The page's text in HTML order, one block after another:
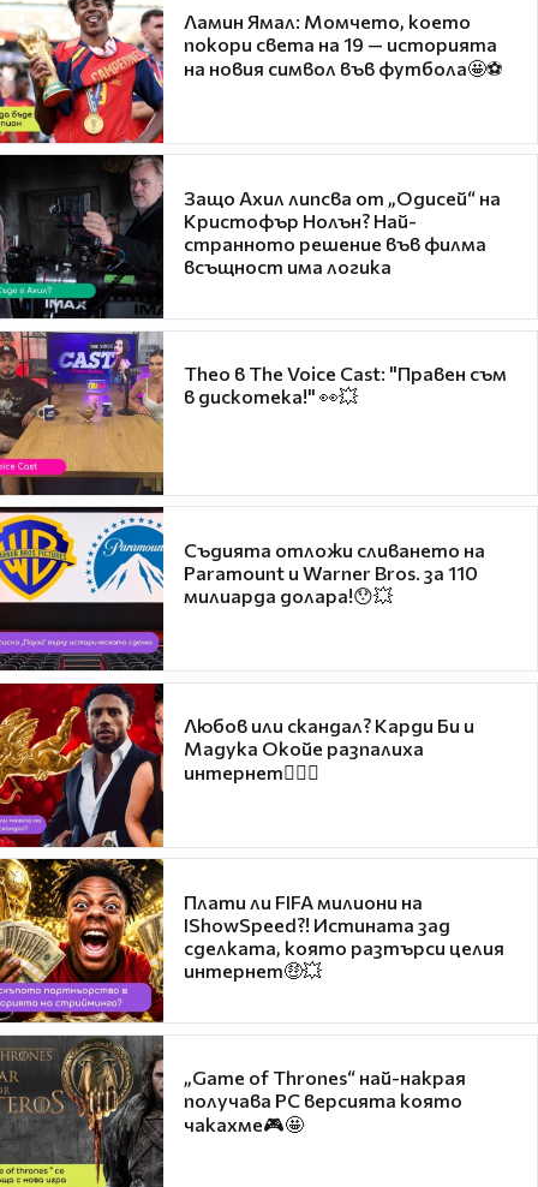
Ламин Ямал: Момчето, което
покори света на 19 — историята
на новия символ във футбола🤩⚽
Защо Ахил липсва от „Одисей“ на
Кристофър Нолън? Най-
странното решение във филма
всъщност има логика
Theo в The Voice Cast: "Правен съм
в дискотека!" 👀💥
Съдията отложи сливането на
Paramount и Warner Bros. за 110
милиарда долара!😯💥
Любов или скандал? Карди Би и
Мадука Окойе разпалиха
интернет❤️‍🔥🔥
Плати ли FIFA милиони на
IShowSpeed?! Истината зад
сделката, която разтърси целия
интернет🤑💥
„Game of Thrones“ най-накрая
получава PC версията която
чакахме🎮🤩